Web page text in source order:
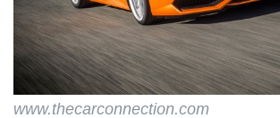
www.thecarconnection.com